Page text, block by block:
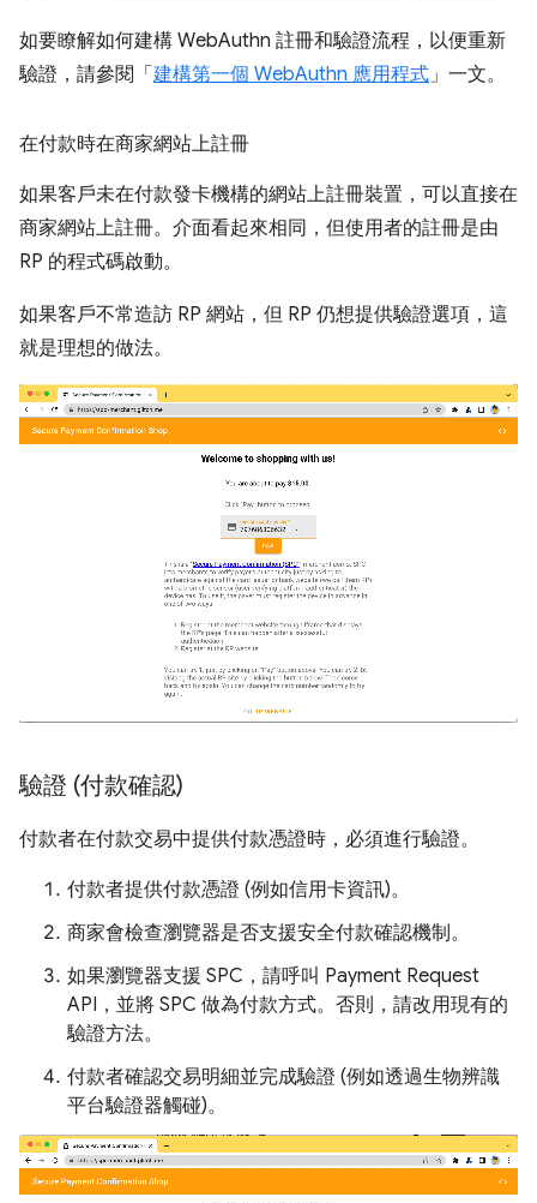
如要瞭解如何建構 WebAuthn 註冊和驗證流程，以便重新
驗證，請參閱「 建構第一個 WebAuthn 應用程式」一文。
在付款時在商家網站上註冊
如果客戶未在付款發卡機構的網站上註冊裝置，可以直接在
商家網站上註冊。介面看起來相同，但使用者的註冊是由
RP 的程式碼啟動。
如果客戶不常造訪 RP 網站，但 RP 仍想提供驗證選項，這
就是理想的做法。
驗證 (付款確認)
付款者在付款交易中提供付款憑證時，必須進行驗證。
付款者提供付款憑證 (例如信用卡資訊)。
商家會檢查瀏覽器是否支援安全付款確認機制。
如果瀏覽器支援 SPC，請呼叫 Payment Request
API，並將 SPC 做為付款方式。否則，請改用現有的
驗證方法。
付款者確認交易明細並完成驗證 (例如透過生物辨識
平台驗證器觸碰)。